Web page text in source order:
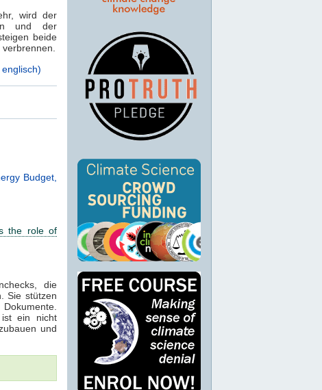
wird der
und der
beide
Budget,
the role of
die
Sie stützen
ist ein nicht
und